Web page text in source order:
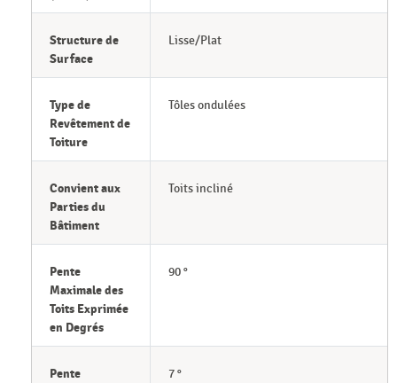
Structure de
Surface
Lisse/Plat
Type de
Revêtement de
Toiture
Tôles ondulées
Convient aux
Parties du
Bâtiment
Toits incliné
Pente
Maximale des
Toits Exprimée
en Degrés
90 °
Pente
7 °